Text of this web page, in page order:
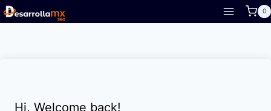
Skip
to
0
Hi, Welcome back!